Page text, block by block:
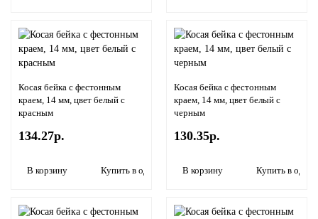
Косая бейка с фестонным
краем, 14 мм, цвет белый с
красным
134.27р.
В корзину Купить в один клик
Косая бейка с фестонным
краем, 14 мм, цвет белый с
черным
130.35р.
В корзину Купить в один